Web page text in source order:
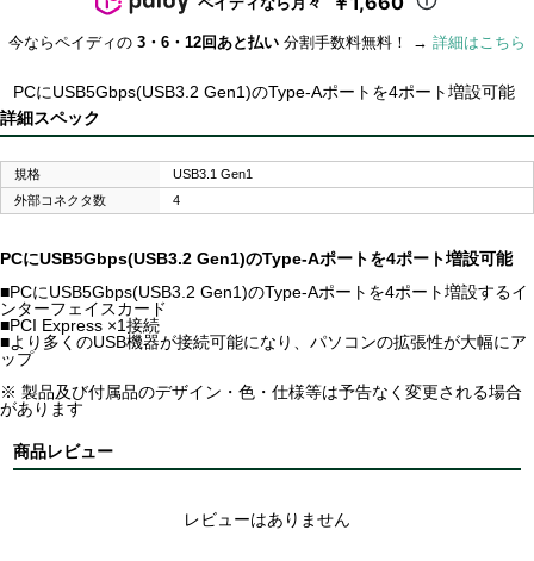
今ならペイディの 3・6・12回あと払い 分割手数料無料！ → 詳細はこちら
PCにUSB5Gbps(USB3.2 Gen1)のType-Aポートを4ポート増設可能
詳細スペック
規格
USB3.1 Gen1
外部コネクタ数
4
PCにUSB5Gbps(USB3.2 Gen1)のType-Aポートを4ポート増設可能
■PCにUSB5Gbps(USB3.2 Gen1)のType-Aポートを4ポート増設するイ
ンターフェイスカード
■PCI Express ×1接続
■より多くのUSB機器が接続可能になり、パソコンの拡張性が大幅にア
ップ
※ 製品及び付属品のデザイン・色・仕様等は予告なく変更される場合
があります
商品レビュー
レビューはありません